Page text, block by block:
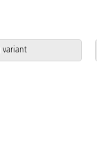
setedybde 40 cm.
variant